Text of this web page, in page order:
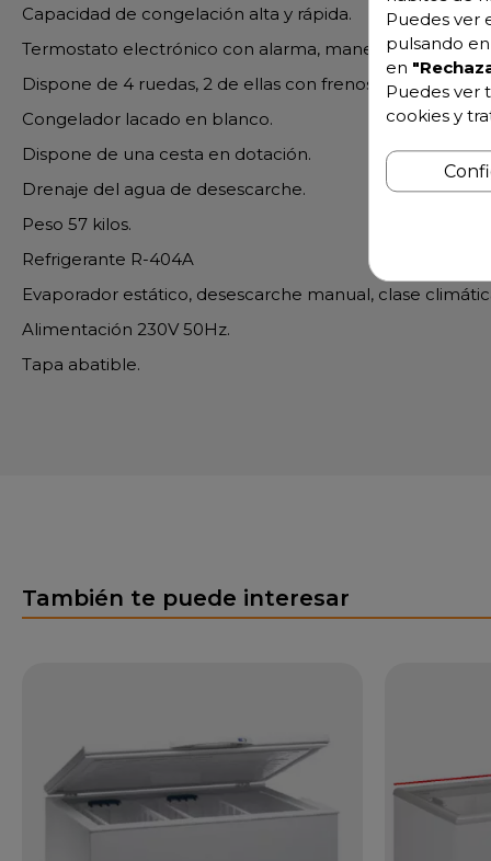
Capacidad de congelación alta y rápida.
Termostato electrónico con alarma, maneta y cerradura.
Dispone de 4 ruedas, 2 de ellas con frenos.
Congelador lacado en blanco.
Dispone de una cesta en dotación.
Drenaje del agua de desescarche.
Peso 57 kilos.
Refrigerante R-404A
Evaporador estático, desescarche manual, clase
Alimentación 230V 50Hz.
Tapa abatible.
También te puede interesar
Puedes ver
pulsando
en
Puedes ver
cookies y